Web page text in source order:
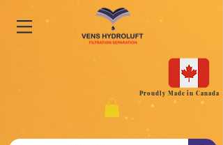
Proudly Made in Canada